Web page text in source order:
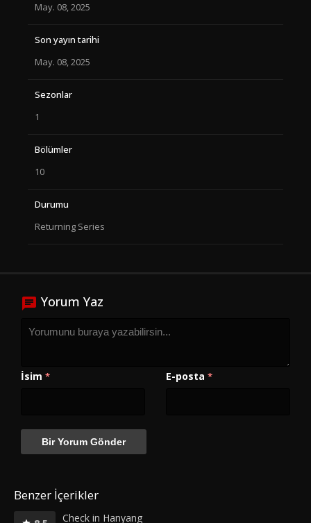
May. 08, 2025
Son yayın tarihi
May. 08, 2025
Sezonlar
1
Bölümler
10
Durumu
Returning Series
Yorum Yaz
İsim * E-posta *
Benzer İçerikler
Check in Hanyang